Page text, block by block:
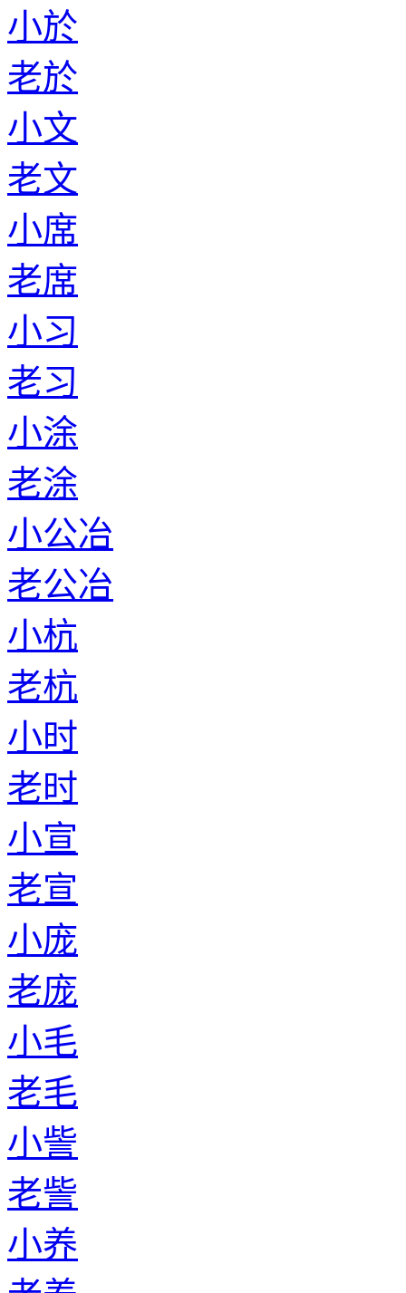
小於
老於
小文
老文
小席
老席
小习
老习
小涂
老涂
小公冶
老公冶
小杭
老杭
小时
老时
小宣
老宣
小庞
老庞
小毛
老毛
小訾
老訾
小养